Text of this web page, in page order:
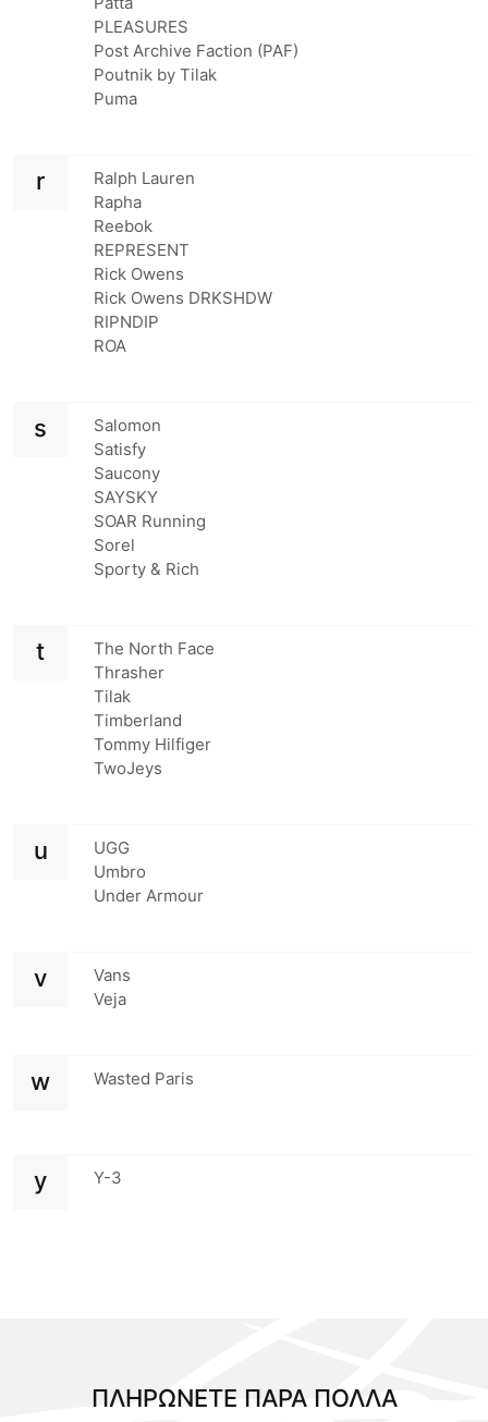
PLEASURES
Post Archive Faction (PAF)
Poutnik by Tilak
Puma
r
Ralph Lauren
Rapha
Reebok
REPRESENT
Rick Owens
Rick Owens DRKSHDW
RIPNDIP
ROA
s
Salomon
Satisfy
Saucony
SAYSKY
SOAR Running
Sorel
Sporty & Rich
t
The North Face
Thrasher
Tilak
Timberland
Tommy Hilfiger
TwoJeys
u
UGG
Umbro
Under Armour
v
Vans
Veja
w Wasted Paris
y Y-3
ΠΛΗΡΩΝΕΤΕ ΠAΡΑ ΠΟΛΛA